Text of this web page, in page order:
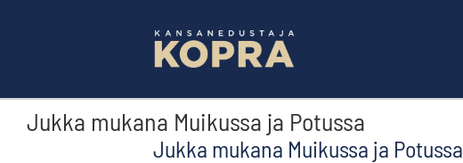
Jukka mukana Muikussa ja Potussa
Jukka mukana Muikussa ja Potussa